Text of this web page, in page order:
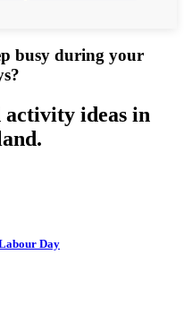
busy during your
activity ideas in
Day